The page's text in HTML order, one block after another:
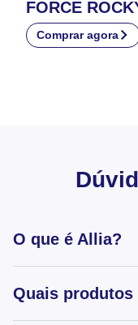
FORCE
Comprar agora
O que é Allia?
Quais produtos